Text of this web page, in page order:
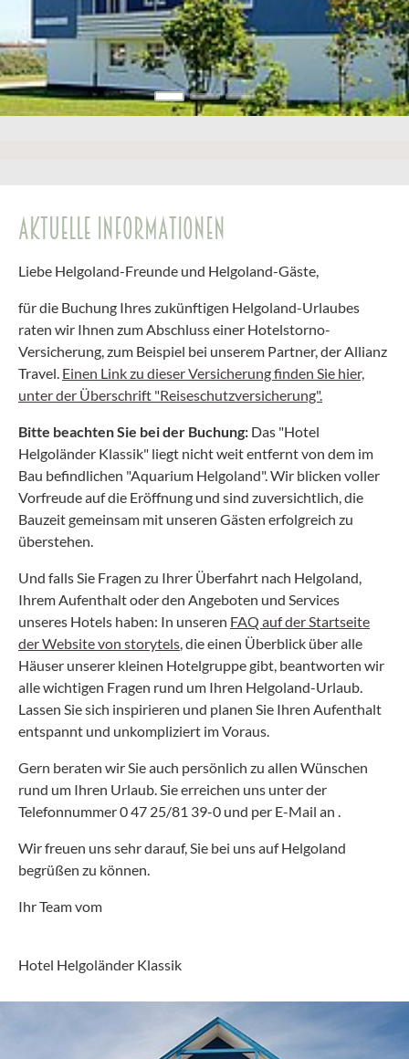
AKTUELLE INFORMATIONEN
Liebe Helgoland-Freunde und Helgoland-Gäste,
für die Buchung Ihres zukünftigen Helgoland-Urlaubes
raten wir Ihnen zum Abschluss einer Hotelstorno-
Versicherung, zum Beispiel bei unserem Partner, der Allianz
Travel. Einen Link zu dieser Versicherung finden Sie hier,
unter der Überschrift "Reiseschutzversicherung".
Bitte beachten Sie bei der Buchung: Das "Hotel
Helgoländer Klassik" liegt nicht weit entfernt von dem im
Bau befindlichen "Aquarium Helgoland". Wir blicken voller
Vorfreude auf die Eröffnung und sind zuversichtlich, die
Bauzeit gemeinsam mit unseren Gästen erfolgreich zu
überstehen.
Und falls Sie Fragen zu Ihrer Überfahrt nach Helgoland,
Ihrem Aufenthalt oder den Angeboten und Services
unseres Hotels haben: In unseren FAQ auf der Startseite
der Website von storytels , die einen Überblick über alle
Häuser unserer kleinen Hotelgruppe gibt, beantworten wir
alle wichtigen Fragen rund um Ihren Helgoland-Urlaub.
Lassen Sie sich inspirieren und planen Sie Ihren Aufenthalt
entspannt und unkompliziert im Voraus.
Gern beraten wir Sie auch persönlich zu allen Wünschen
rund um Ihren Urlaub. Sie erreichen uns unter der
Telefonnummer 0 47 25/81 39-0 und per E-Mail an .
Wir freuen uns sehr darauf, Sie bei uns auf Helgoland
begrüßen zu können.
Ihr Team vom
Hotel Helgoländer Klassik